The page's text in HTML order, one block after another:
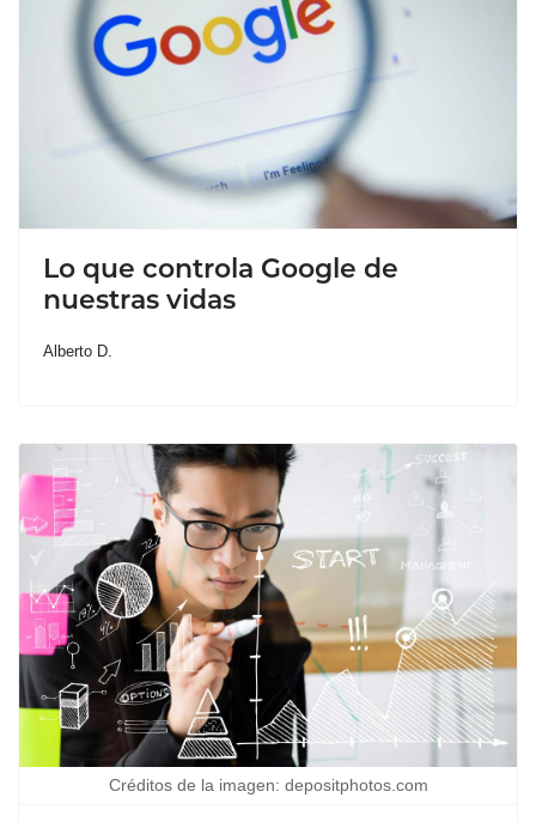
Lo que controla Google de
nuestras vidas
Alberto D.
Créditos de la imagen: depositphotos.com